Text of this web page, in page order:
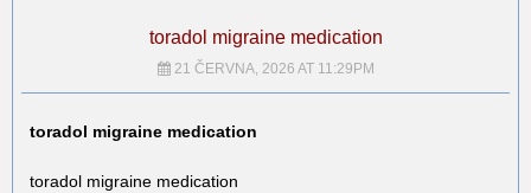
toradol migraine medication
21 ČERVNA, 2026 AT 11:29PM
toradol migraine medication
toradol migraine medication